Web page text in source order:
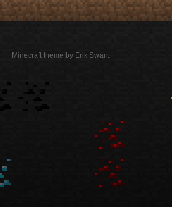
Minecraft theme by Erik Swan.